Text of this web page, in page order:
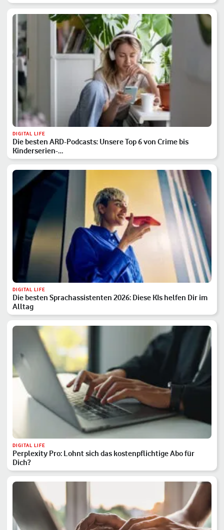
DIGITAL LIFE
Die besten ARD-Podcasts: Unsere Top 6 von Crime bis
Kinderserien-…
DIGITAL LIFE
Die besten Sprachassistenten 2026: Diese KIs helfen Dir im
Alltag
DIGITAL LIFE
Perplexity Pro: Lohnt sich das kostenpflichtige Abo für
Dich?